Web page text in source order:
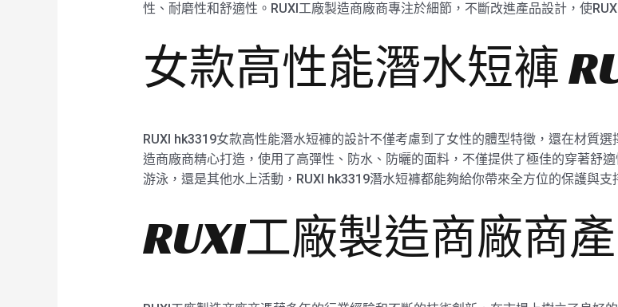
性、耐磨性和舒適性。RUXI工廠製造商廠商專注於細節，不斷改進產品設計，使
女款高性能潛水短褲
RUXI hk3319女款高性能潛水短褲的設計不僅考慮到了女性的體型特徵，還在材質
造商廠商精心打造，使用了高彈性、防水、防曬的面料，不僅提供了極佳的穿著舒
游泳，還是其他水上活動，RUXI hk3319潛水短褲都能夠給你帶來全方位的保護與支
RUXI工廠製造商廠商